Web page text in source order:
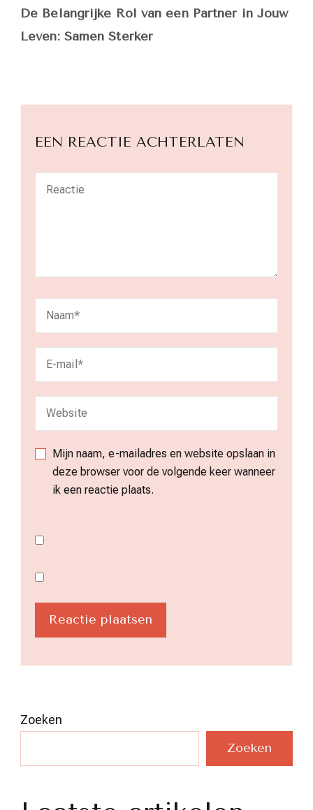
De Belangrijke Rol van een Partner in Jouw
Leven: Samen Sterker
EEN REACTIE ACHTERLATEN
Mijn naam, e-mailadres en website opslaan in
deze browser voor de volgende keer wanneer
ik een reactie plaats.
Zoeken
Zoeken